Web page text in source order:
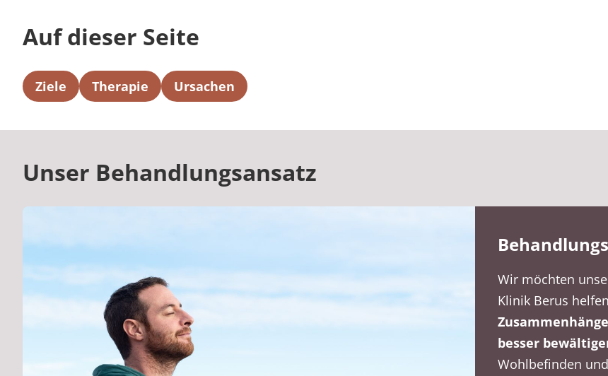
Auf dieser Seite
Ziele Therapie Ursachen
Unser Behandlungsansatz
Wir möchten
Klinik Berus
besser
Wohlbefinden